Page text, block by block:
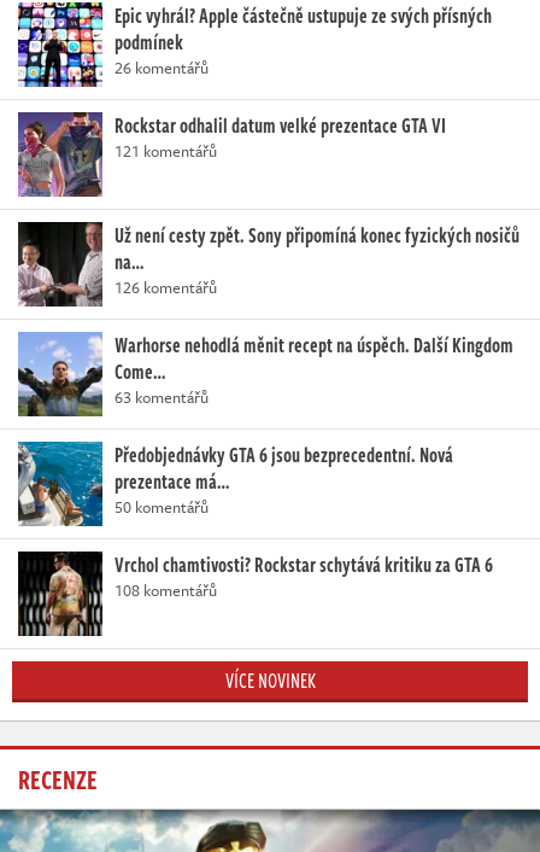
Epic vyhrál? Apple částečně ustupuje ze svých přísných
podmínek
26 komentářů
Rockstar odhalil datum velké prezentace GTA VI
121 komentářů
Už není cesty zpět. Sony připomíná konec fyzických nosičů
na…
126 komentářů
Warhorse nehodlá měnit recept na úspěch. Další Kingdom
Come…
63 komentářů
Předobjednávky GTA 6 jsou bezprecedentní. Nová
prezentace má…
50 komentářů
Vrchol chamtivosti? Rockstar schytává kritiku za GTA 6
108 komentářů
VÍCE NOVINEK
RECENZE